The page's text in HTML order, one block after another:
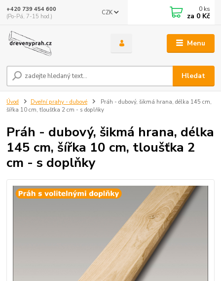
Menu
CZK
Hledat
+420 739 454 600
(Po-Pá, 7-15 hod.)
0 ks
za 0 Kč
Úvod Dveřní prahy - dubové
Práh - dubový, šikmá hrana, délka 145 cm,
šířka 10 cm, tloušťka 2 cm - s doplňky
Práh - dubový, šikmá hrana, délka
145 cm, šířka 10 cm, tloušťka 2
cm - s doplňky